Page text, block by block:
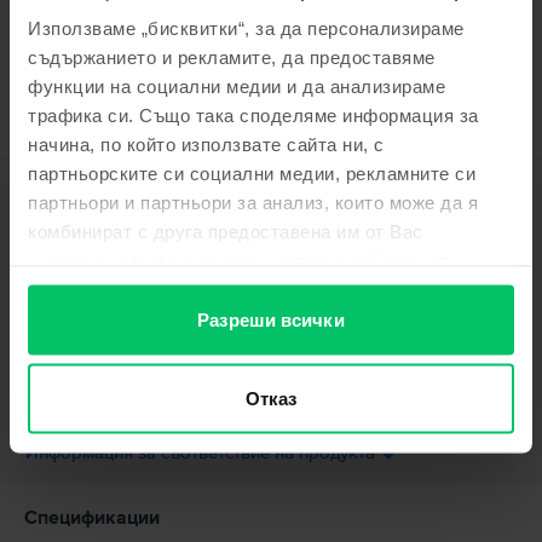
Използваме „бисквитки“, за да персонализираме
съдържанието и рекламите, да предоставяме
функции на социални медии и да анализираме
трафика си. Също така споделяме информация за
начина, по който използвате сайта ни, с
партньорските си социални медии, рекламните си
партньори и партньори за анализ, които може да я
комбинират с друга предоставена им от Вас
ползването от Ваша страна на услугите им.
Разреши всички
Отказ
Описание
телефона си. Освен подобренията на качествата на камерата и 4K
по-бърза производителност. А с напредналата LTE и Wi-Fi технология
Информация за съответствие на продукта
Информация за безопасност на продукта
Спецификации